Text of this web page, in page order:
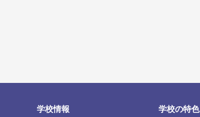
学校情報 学校の特色